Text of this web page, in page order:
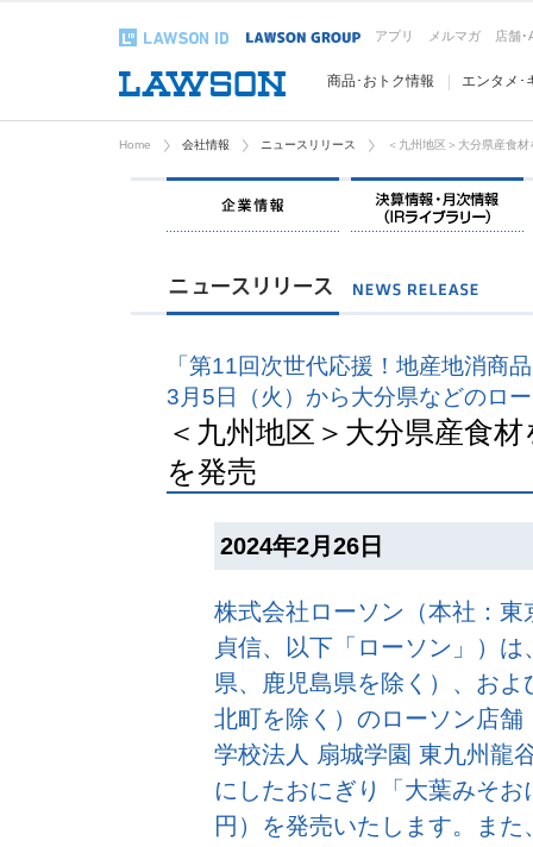
アプリ メルマガ 店舗･
商品･おトク情報 エンタメ･
Home 会社情報 ニュースリリース ＜九州地区＞大分県産食
企業情報
「第11回次世代応援！地産地消商
3月5日（火）から大分県などのロ
＜九州地区＞大分県産食
を発売
2024年2月26日
株式会社ローソン（本社：
貞信、以下「ローソン」）
県、鹿児島県を除く）、お
北町を除く）のローソン店
学校法人 扇城学園 東九州龍
にしたおにぎり「大葉みそ
円）を発売いたします。ま